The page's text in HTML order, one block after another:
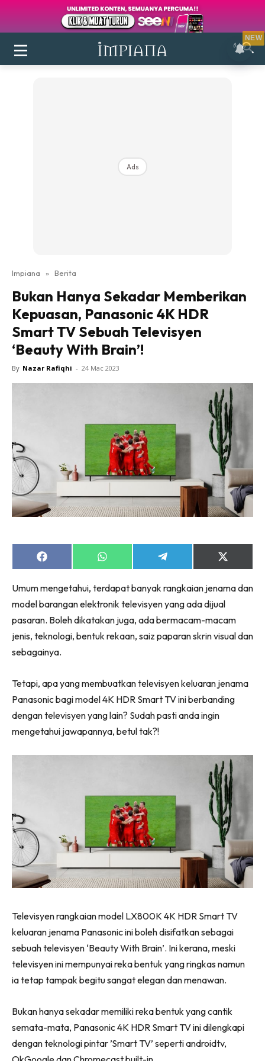
Login|Register
Ruang Makan
Ruang Tamu
Direktori
Interior Design
Landskap
DIY
Ruang Makan
Make Over
Bilik Air
Bilik Tidur
Dapur
Ruang Tamu
Menarik Lagi
Casa Impiana
Impiana Makeover
Makeover Ruang Selebriti
Destinasi
Hartanah
High Rise
Landed
Video
Ilham Impiana 360
Ilham Impiana Inspirasi Selebriti
Impiana TV
Casa Impiana
Impiana MakeOver
Lahar Dekor
Sembang Laman
Tip Laman
Ads
Impiana » Berita
Bukan Hanya Sekadar Memberikan
Kepuasan, Panasonic 4K HDR
Smart TV Sebuah Televisyen
‘Beauty With Brain’!
By Nazar Rafiqhi - 24 Mac 2023
Share
on
Share
on
Share
on
Share
on
(Twitter)
Umum mengetahui, terdapat banyak rangkaian jenama dan
model barangan elektronik televisyen yang ada dijual
pasaran. Boleh dikatakan juga, ada bermacam-macam
jenis, teknologi, bentuk rekaan, saiz paparan skrin visual dan
sebagainya.
Tetapi, apa yang membuatkan televisyen keluaran jenama
Panasonic bagi model 4K HDR Smart TV ini berbanding
dengan televisyen yang lain? Sudah pasti anda ingin
mengetahui jawapannya, betul tak?!
Televisyen rangkaian model LX800K 4K HDR Smart TV
keluaran jenama Panasonic ini boleh disifatkan sebagai
sebuah televisyen ‘Beauty With Brain’. Ini kerana, meski
televisyen ini mempunyai reka bentuk yang ringkas namun
ia tetap tampak begitu sangat elegan dan menawan.
Bukan hanya sekadar memiliki reka bentuk yang cantik
semata-mata, Panasonic 4K HDR Smart TV ini dilengkapi
dengan teknologi pintar ’Smart TV’ seperti androidtv,
NEW